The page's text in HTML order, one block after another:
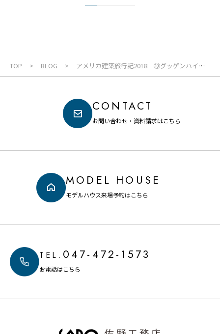
TOP BLOG
アメリカ建築旅行記2018 ⑩グッゲンハイム
美術館
CONTACT
お問い合わせ・資料請求はこちら
MODEL HOUSE
モデルハウス来場予約はこちら
TEL. 047-472-1573
お電話はこちら